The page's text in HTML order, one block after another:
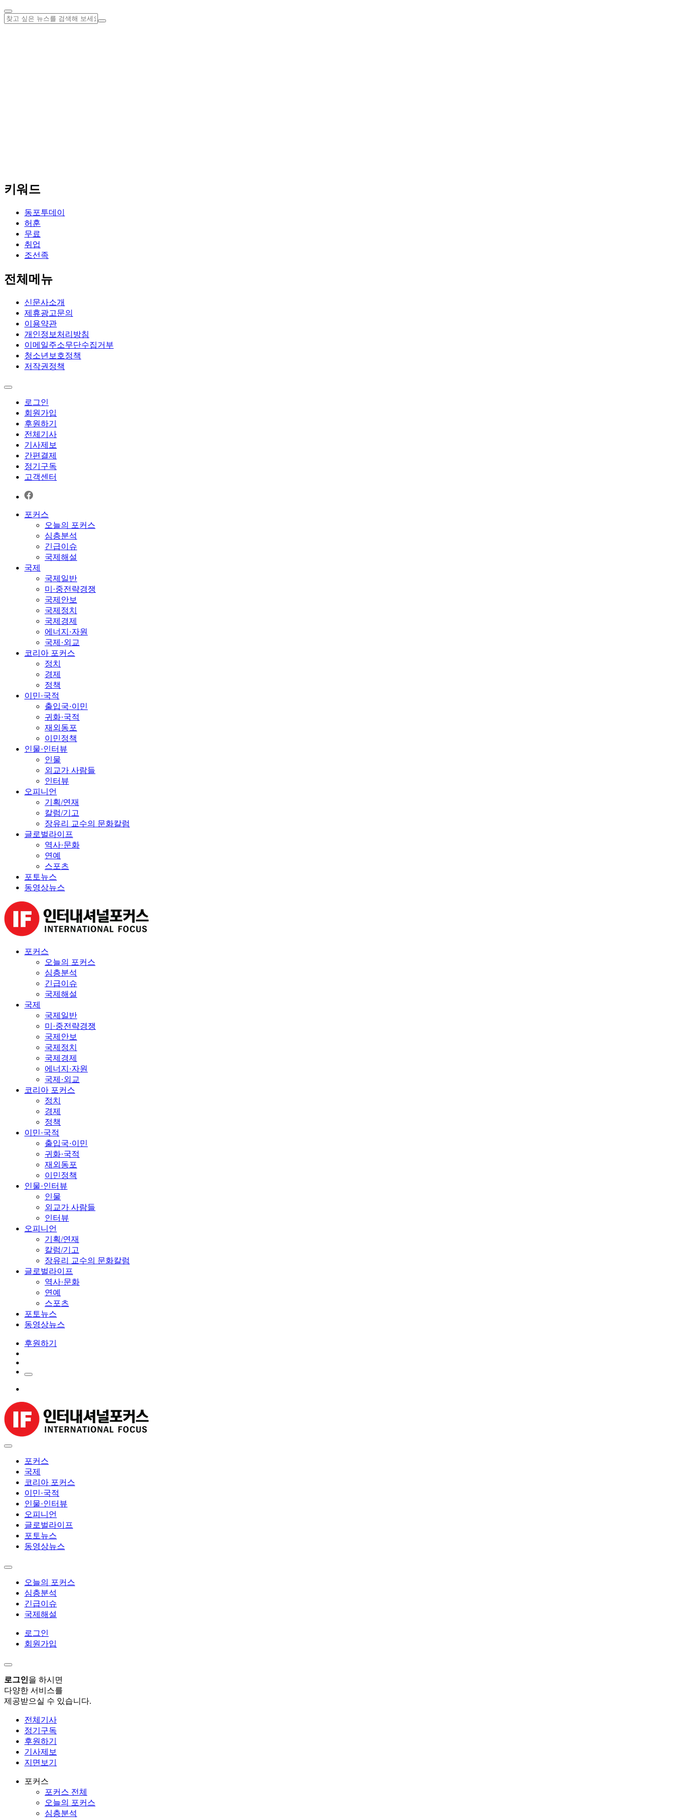
키워드
동포투데이
허훈
무료
취업
조선족
전체메뉴
신문사소개
제휴광고문의
이용약관
개인정보처리방침
이메일주소무단수집거부
청소년보호정책
저작권정책
로그인
회원가입
후원하기
전체기사
기사제보
간편결제
정기구독
고객센터
포커스
오늘의 포커스
심층분석
긴급이슈
국제해설
국제
국제일반
미·중전략경쟁
국제안보
국제정치
국제경제
에너지·자원
국제·외교
코리아 포커스
정치
경제
정책
이민·국적
출입국·이민
귀화·국적
재외동포
이민정책
인물·인터뷰
인물
외교가 사람들
인터뷰
오피니언
기획/연재
칼럼/기고
장유리 교수의 문화칼럼
글로벌라이프
역사·문화
연예
스포츠
포토뉴스
동영상뉴스
포커스
오늘의 포커스
심층분석
긴급이슈
국제해설
국제
국제일반
미·중전략경쟁
국제안보
국제정치
국제경제
에너지·자원
국제·외교
코리아 포커스
정치
경제
정책
이민·국적
출입국·이민
귀화·국적
재외동포
이민정책
인물·인터뷰
인물
외교가 사람들
인터뷰
오피니언
기획/연재
칼럼/기고
장유리 교수의 문화칼럼
글로벌라이프
역사·문화
연예
스포츠
포토뉴스
동영상뉴스
후원하기
포커스
국제
코리아 포커스
이민·국적
인물·인터뷰
오피니언
글로벌라이프
포토뉴스
동영상뉴스
오늘의 포커스
심층분석
긴급이슈
국제해설
로그인
회원가입
로그인을 하시면
다양한 서비스를
제공받으실 수 있습니다.
전체기사
정기구독
후원하기
기사제보
지면보기
포커스
포커스 전체
오늘의 포커스
심층분석